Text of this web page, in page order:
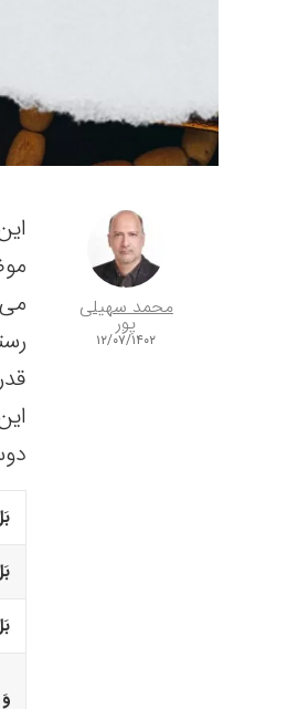
محمد سهیلی
پور
۱۲/۰۷/۱۴۰۲